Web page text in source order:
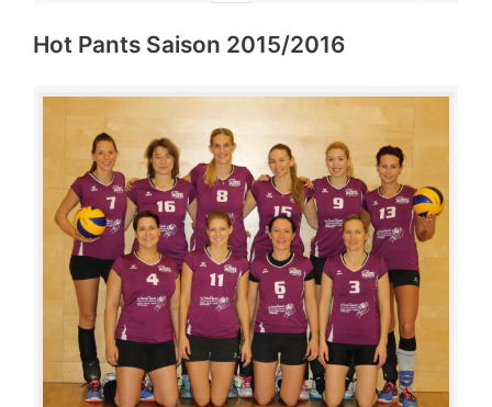
Hot Pants Saison 2015/2016